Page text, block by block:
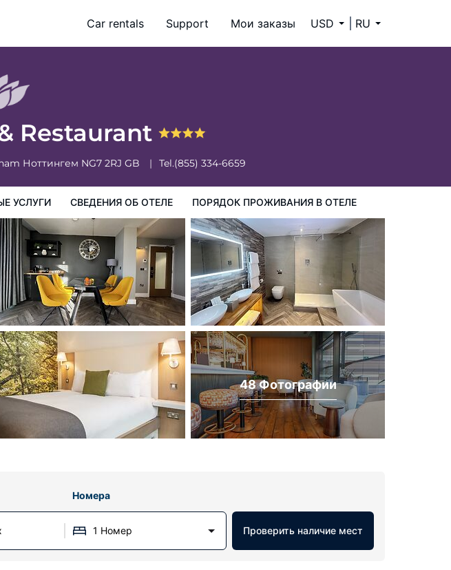
Car rentals Support Мои заказы USD RU
Restaurant
Ноттингем NG7 2RJ GB Tel.(855) 334-6659
УСЛУГИ СВЕДЕНИЯ ОБ ОТЕЛЕ ПОРЯДОК ПРОЖИВАНИЯ В ОТЕЛЕ
Порядок проживания в Отеле
48 Фотографии
Номера
1 Номер Проверить наличие мест